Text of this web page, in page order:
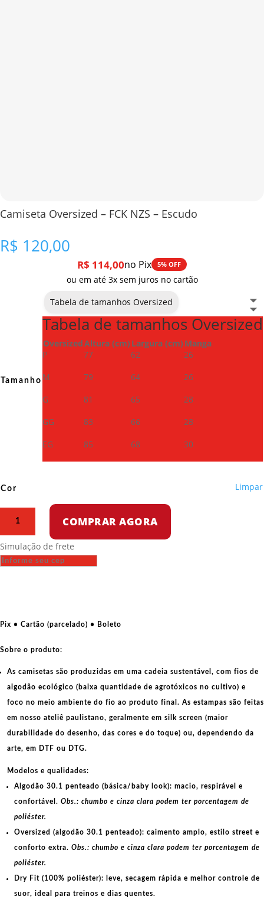
Camiseta Oversized – FCK NZS – Escudo
R$ 120,00
R$ 114,00no Pix 5% OFF
ou em até 3x sem juros no cartão
Tamanho
Tabela de tamanhos Oversized
Tabela de tamanhos Oversized
OversizedAltura (cm) Largura (cm) Manga
P
77 62
26
M
79 64
26
G
81 65
28
GG
83 66
28
EG
85 68 30
Cor Limpar
FCK
NZS
COMPRAR AGORA
Simulação de frete
Pix • Cartão (parcelado) • Boleto
Sobre o produto:
As camisetas são produzidas em uma cadeia sustentável, com fios de
algodão ecológico (baixa quantidade de agrotóxicos no cultivo) e
foco no meio ambiente do fio ao produto final. As estampas são feitas
em nosso ateliê paulistano, geralmente em silk screen (maior
durabilidade do desenho, das cores e do toque) ou, dependendo da
arte, em DTF ou DTG.
Modelos e qualidades:
Algodão 30.1 penteado (básica/baby look): macio, respirável e
confortável. Obs.: chumbo e cinza clara podem ter porcentagem de
poliéster.
Oversized (algodão 30.1 penteado): caimento amplo, estilo street e
conforto extra. Obs.: chumbo e cinza clara podem ter porcentagem de
poliéster.
Dry Fit (100% poliéster): leve, secagem rápida e melhor controle de
suor, ideal para treinos e dias quentes.